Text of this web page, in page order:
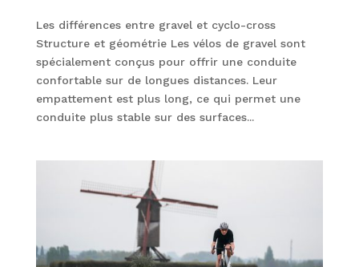
Les différences entre gravel et cyclo-cross
Structure et géométrie Les vélos de gravel sont
spécialement conçus pour offrir une conduite
confortable sur de longues distances. Leur
empattement est plus long, ce qui permet une
conduite plus stable sur des surfaces...